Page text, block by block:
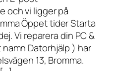
och vi ligger på
Öppet tider Starta
Vi reparera din PC &
Datorhjälp ) har
13, Bromma.